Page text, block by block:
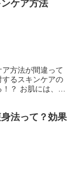
ケア方法
方法が間違って
るスキンケアの
？ お肌には、３
法って？効果